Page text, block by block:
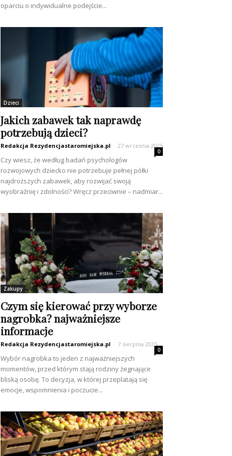
oparciu o indywidualne podejście...
Dzieci
Jakich zabawek tak naprawdę
potrzebują dzieci?
Redakcja Rezydencjastaromiejska.pl - 27 września 2025
0
Czy wiesz, że według badań psychologów
rozwojowych dziecko nie potrzebuje pełnej półki
najdroższych zabawek, aby rozwijać swoją
wyobraźnię i zdolności? Wręcz przeciwnie – nadmiar...
Zakupy
Czym się kierować przy wyborze
nagrobka? najważniejsze
informacje
Redakcja Rezydencjastaromiejska.pl - 7 sierpnia 2025
0
Wybór nagrobka to jeden z najważniejszych
momentów, przed którym stają rodziny żegnające
bliską osobę. To decyzja, w której przeplatają się
emocje, wspomnienia i poczucie...